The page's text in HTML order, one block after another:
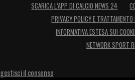
SCARICA L’APP DI CALCIO NEWS 24
PRIVACY POLICY E
INFORMATIVA ESTESA SUI
NETWORK SPORT
gestisci il consenso